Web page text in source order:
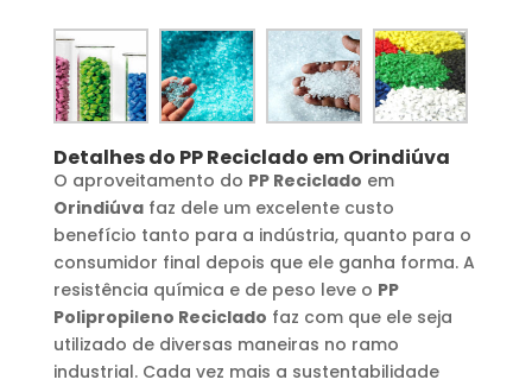
Detalhes do PP Reciclado emOrindiúva
O aproveitamento do PP Reciclado em
Orindiúvafaz dele um excelente custo
benefício tanto para a indústria, quanto para o
consumidor final depois que ele ganha forma. A
resistência química e de peso leve o PP
Polipropileno Reciclado faz com que ele seja
utilizado de diversas maneiras no ramo
industrial. Cada vez mais a sustentabilidade